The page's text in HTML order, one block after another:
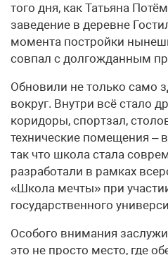
того дня, как Татьяна
заведение в деревне
момента постройки
совпал с долгожданным
Обновили не только само
вокруг. Внутри всё стало
коридоры, спортзал,
технические помещения –
так что школа стала
разработали в рамках
«Школа мечты» при
государственного
Особого внимания
это не просто место, где